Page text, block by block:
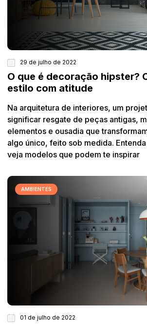
29 de julho de 2022
O que é decoração hipster?
estilo com atitude
Na arquitetura de interiores, um
significar resgate de peças antigas,
elementos e ousadia que
algo único, feito sob medida.
veja modelos que podem te inspirar
AMBIENTES
01 de julho de 2022